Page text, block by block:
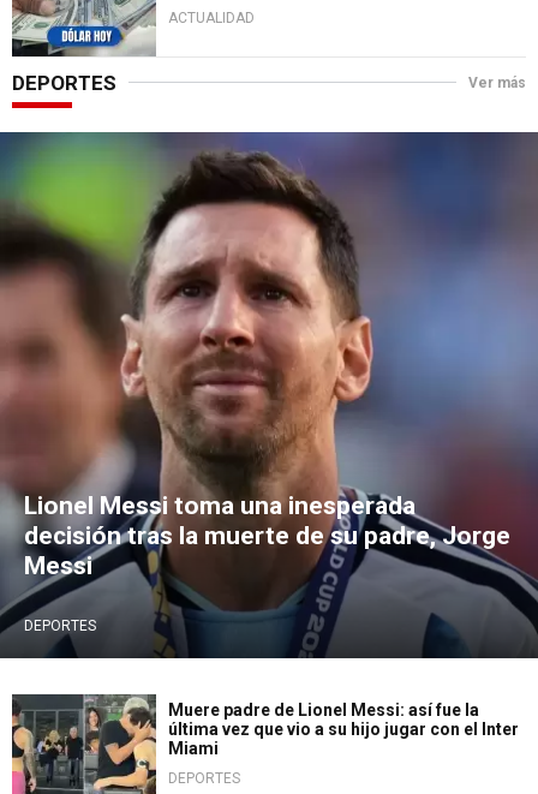
ACTUALIDAD
DEPORTES Ver más
Lionel Messi toma una inesperada
decisión tras la muerte de su padre, Jorge
Messi
DEPORTES
Muere padre de Lionel Messi: así fue la
última vez que vio a su hijo jugar con el Inter
Miami
DEPORTES